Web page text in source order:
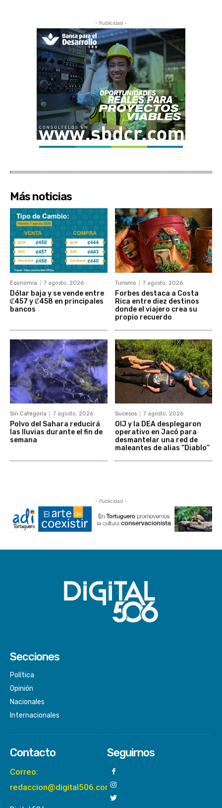
- Publicidad -
Más noticias
Economía 7 agosto, 2026
Dólar baja y se vende entre
₡457 y ₡458 en principales
bancos
Turismo 7 agosto, 2026
Forbes destaca a Costa
Rica entre diez destinos
donde el viajero crea su
propio recuerdo
Sin Categoría 7 agosto, 2026
Polvo del Sahara reducirá
las lluvias durante el fin de
semana
Sucesos 7 agosto, 2026
OIJ y la DEA desplegaron
operativo en Jacó para
desmantelar una red de
maleantes de alias “Diablo”
- Publicidad -
Secciones
Política
Opinión
Nacionales
Internacionales
Contacto
Correo:
redaccion@digital506.com
Seguirnos